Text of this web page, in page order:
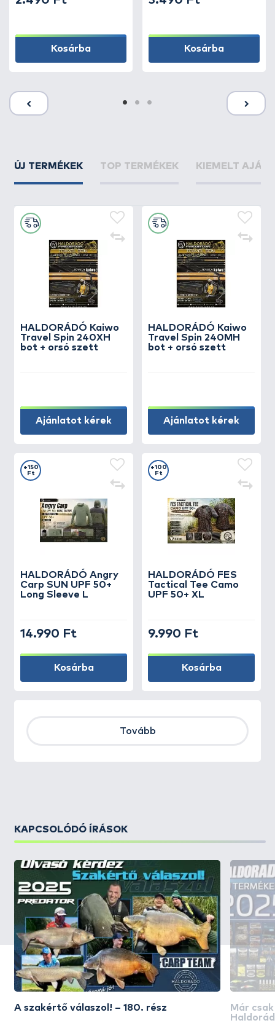
Kosárba Kosárba
ÚJ TERMÉKEK TOP TERMÉKEK KIEMELT
HALDORÁDÓ Kaiwo
Travel Spin 240XH
bot + orsó szett
Ajánlatot kérek
HALDORÁDÓ Kaiwo
Travel Spin 240MH
bot + orsó szett
Ajánlatot kérek
HALDORÁDÓ Angry
Carp SUN UPF 50+
Long Sleeve L
+150
Ft
14.990 Ft
Kosárba
HALDORÁDÓ FES
Tactical Tee Camo
UPF 50+ XL
+100
Ft
9.990 Ft
Kosárba
Tovább
KAPCSOLÓDÓ ÍRÁSOK
A szakértő válaszol! – 180. rész
Már